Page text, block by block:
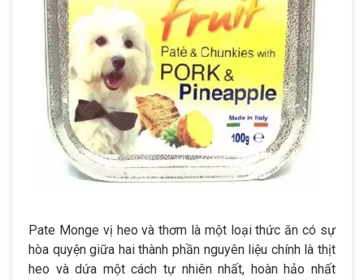
Pate Monge vị heo và thơm là một loại thức ăn có sự
hòa quyện giữa hai thành phần nguyên liệu chính là thịt
heo và dứa một cách tự nhiên nhất, hoàn hảo nhất